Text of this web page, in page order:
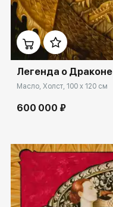
Домен:
Легенда о Драконе
Масло, Холст, 100 x 120 см
600 000 ₽